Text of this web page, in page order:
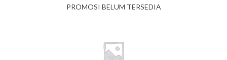
PROMOSI BELUM TERSEDIA